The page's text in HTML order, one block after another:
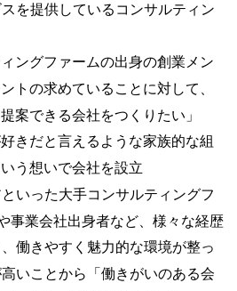
を提供しているコンサルティン
ングファームの出身の創業メン
トの求めていることに対して、
案できる会社をつくりたい」
きだと言えるような家族的な組
う想いで会社を設立
いった大手コンサルティングフ
事業会社出身者など、様々な経歴
働きやすく魅力的な環境が整っ
いことから「働きがいのある会